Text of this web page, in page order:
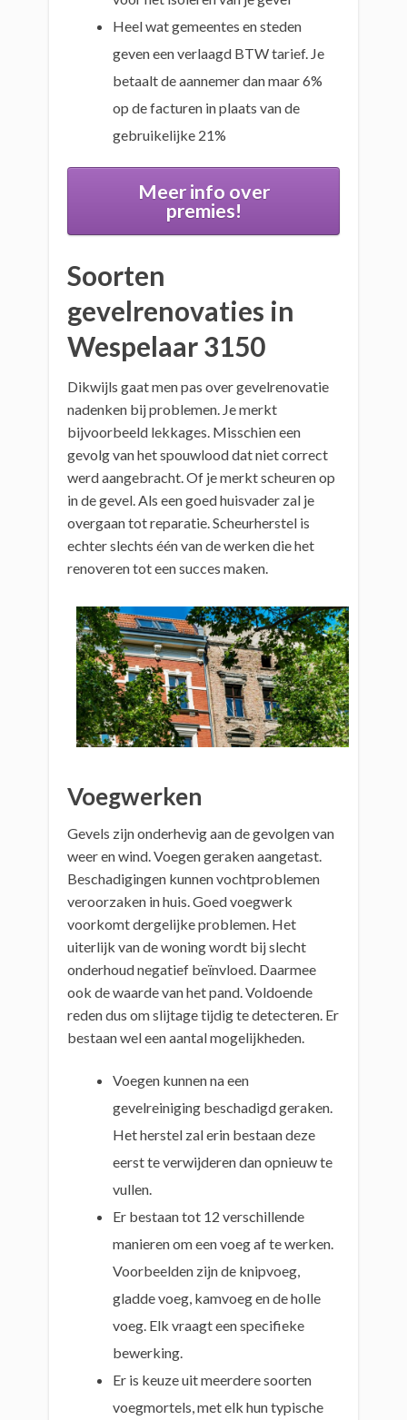
Heel wat gemeentes en steden
geven een verlaagd BTW tarief. Je
betaalt de aannemer dan maar 6%
op de facturen in plaats van de
gebruikelijke 21%
Meer info over
premies!
Soorten
gevelrenovaties in
Wespelaar 3150
Dikwijls gaat men pas over gevelrenovatie
nadenken bij problemen. Je merkt
bijvoorbeeld lekkages. Misschien een
gevolg van het spouwlood dat niet correct
werd aangebracht. Of je merkt scheuren op
in de gevel. Als een goed huisvader zal je
overgaan tot reparatie. Scheurherstel is
echter slechts één van de werken die het
renoveren tot een succes maken.
Voegwerken
Gevels zijn onderhevig aan de gevolgen van
weer en wind. Voegen geraken aangetast.
Beschadigingen kunnen vochtproblemen
veroorzaken in huis. Goed voegwerk
voorkomt dergelijke problemen. Het
uiterlijk van de woning wordt bij slecht
onderhoud negatief beïnvloed. Daarmee
ook de waarde van het pand. Voldoende
reden dus om slijtage tijdig te detecteren. Er
bestaan wel een aantal mogelijkheden.
Voegen kunnen na een
gevelreiniging beschadigd geraken.
Het herstel zal erin bestaan deze
eerst te verwijderen dan opnieuw te
vullen.
Er bestaan tot 12 verschillende
manieren om een voeg af te werken.
Voorbeelden zijn de knipvoeg,
gladde voeg, kamvoeg en de holle
voeg. Elk vraagt een specifieke
bewerking.
Er is keuze uit meerdere soorten
voegmortels, met elk hun typische